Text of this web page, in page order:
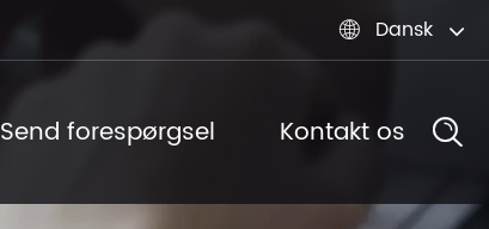
 Dansk
Send forespørgsel Kontakt os